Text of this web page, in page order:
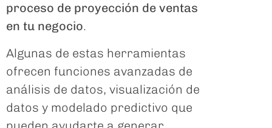
proceso de proyección de ventas
en tu negocio.
Algunas de estas herramientas
ofrecen funciones avanzadas de
análisis de datos, visualización de
datos y modelado predictivo que